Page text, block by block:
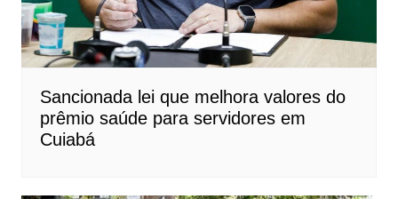
Sancionada lei que melhora valores do
prêmio saúde para servidores em
Cuiabá